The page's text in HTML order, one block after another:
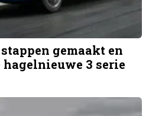
gemaakt en
3 serie